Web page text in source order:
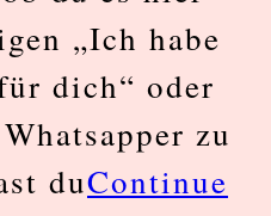
„Ich habe
dich“ oder
zu
duContinue